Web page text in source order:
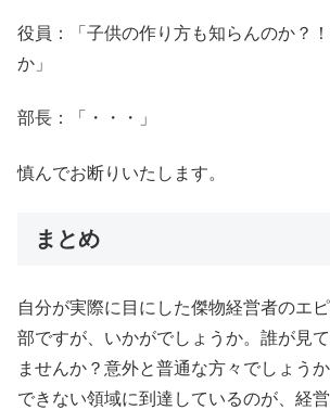
役員：「子供の作り方も知らんのか？
か」
部長：「・・・」
慎んでお断りいたします。
まとめ
自分が実際に目にした傑物経営者のエ
部ですが、いかがでしょうか。誰が見
ませんか？意外と普通な方々でしょう
できない領域に到達しているのが、経